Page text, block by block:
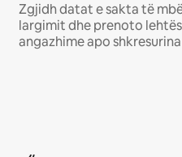
Zgjidh datat e sakta të
largimit dhe prenoto
angazhime apo